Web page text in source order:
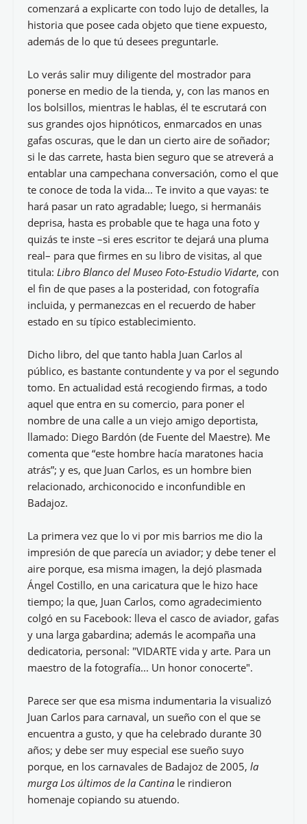
comenzará a explicarte con todo lujo de detalles, la
historia que posee cada objeto que tiene expuesto,
además de lo que tú desees preguntarle.
Lo verás salir muy diligente del mostrador para
ponerse en medio de la tienda, y, con las manos en
los bolsillos, mientras le hablas, él te escrutará con
sus grandes ojos hipnóticos, enmarcados en unas
gafas oscuras, que le dan un cierto aire de soñador;
si le das carrete, hasta bien seguro que se atreverá a
entablar una campechana conversación, como el que
te conoce de toda la vida... Te invito a que vayas: te
hará pasar un rato agradable; luego, si hermanáis
deprisa, hasta es probable que te haga una foto y
quizás te inste –si eres escritor te dejará una pluma
real– para que firmes en su libro de visitas, al que
titula: Libro Blanco del Museo Foto-Estudio Vidarte, con
el fin de que pases a la posteridad, con fotografía
incluida, y permanezcas en el recuerdo de haber
estado en su típico establecimiento.
Dicho libro, del que tanto habla Juan Carlos al
público, es bastante contundente y va por el segundo
tomo. En actualidad está recogiendo firmas, a todo
aquel que entra en su comercio, para poner el
nombre de una calle a un viejo amigo deportista,
llamado: Diego Bardón (de Fuente del Maestre). Me
comenta que “este hombre hacía maratones hacia
atrás”; y es, que Juan Carlos, es un hombre bien
relacionado, archiconocido e inconfundible en
Badajoz.
La primera vez que lo vi por mis barrios me dio la
impresión de que parecía un aviador; y debe tener el
aire porque, esa misma imagen, la dejó plasmada
Ángel Costillo, en una caricatura que le hizo hace
tiempo; la que, Juan Carlos, como agradecimiento
colgó en su Facebook: lleva el casco de aviador, gafas
y una larga gabardina; además le acompaña una
dedicatoria, personal: "VIDARTE vida y arte. Para un
maestro de la fotografía... Un honor conocerte".
Parece ser que esa misma indumentaria la visualizó
Juan Carlos para carnaval, un sueño con el que se
encuentra a gusto, y que ha celebrado durante 30
años; y debe ser muy especial ese sueño suyo
porque, en los carnavales de Badajoz de 2005, la
murga Los últimos de la Cantina le rindieron
homenaje copiando su atuendo.